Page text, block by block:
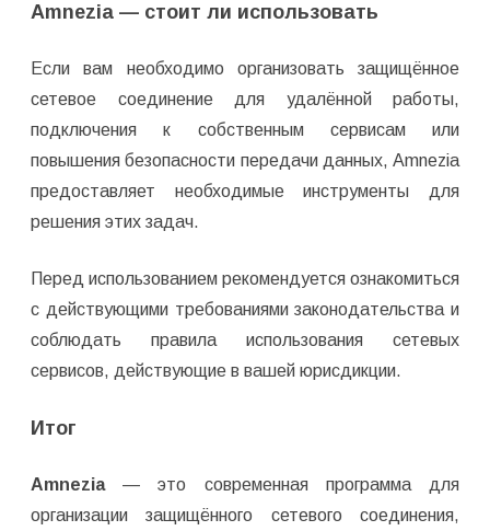
Amnezia — стоит ли использовать
Если вам необходимо организовать защищённое
сетевое соединение для удалённой работы,
подключения к собственным сервисам или
повышения безопасности передачи данных, Amnezia
предоставляет необходимые инструменты для
решения этих задач.
Перед использованием рекомендуется ознакомиться
с действующими требованиями законодательства и
соблюдать правила использования сетевых
сервисов, действующие в вашей юрисдикции.
Итог
Amnezia— это современная программа для
организации защищённого сетевого соединения,